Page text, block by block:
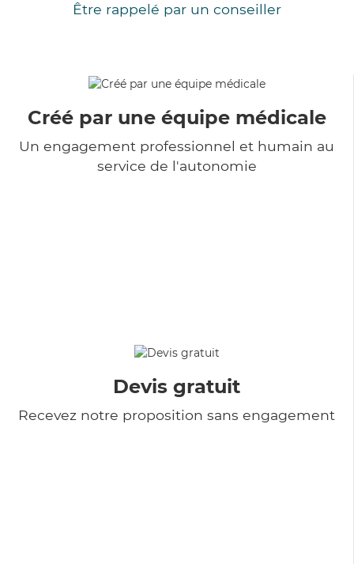
Être rappelé par un conseiller
Créé par une équipe médicale
Un engagement professionnel et humain au
service de l'autonomie
Devis gratuit
Recevez notre proposition sans engagement